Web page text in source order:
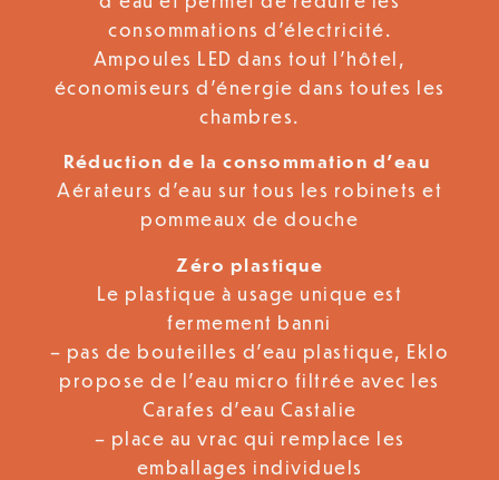
consommations d’électricité.
Ampoules LED dans tout l’hôtel,
économiseurs d’énergie dans toutes les
chambres.
Réduction de la consommation d’eau
Aérateurs d’eau sur tous les robinets et
pommeaux de douche
Zéro plastique
Le plastique à usage unique est
fermement banni
– pas de bouteilles d’eau plastique, Eklo
propose de l’eau micro filtrée avec les
Carafes d’eau Castalie
– place au vrac qui remplace les
emballages individuels